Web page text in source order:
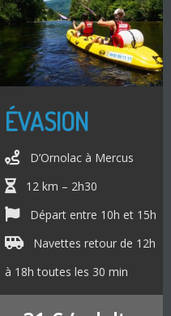
ÉVASION
D’Ornolac à Mercus
12 km – 2h30
Départ entre 10h et 15h
Navettes retour de 12h
à 18h toutes les 30 min